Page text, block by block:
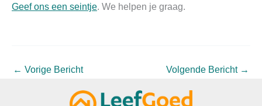
Geef ons een seintje . We helpen je graag.
← Vorige Bericht Volgende Bericht →